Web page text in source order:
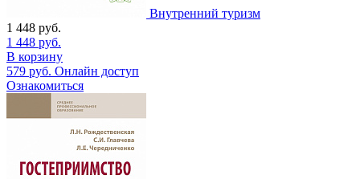
Внутренний туризм
1 448 руб.
1 448 руб.
В корзину
579 руб. Онлайн доступ
Ознакомиться